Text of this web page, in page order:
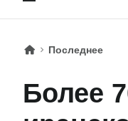
Последнее
Более